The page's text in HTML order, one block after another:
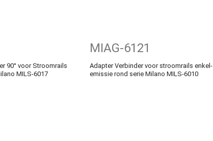
90° voor Stroomrails
MILS-6017
MIAG-6121
Adapter Verbinder voor stroomrails enkel-
emissie rond serie Milano MILS-6010